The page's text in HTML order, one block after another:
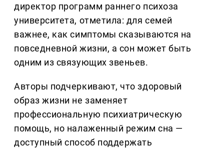
директор программ раннего психоза
университета, отметила: для семей
важнее, как симптомы сказываются на
повседневной жизни, а сон может быть
одним из связующих звеньев.
Авторы подчеркивают, что здоровый
образ жизни не заменяет
профессиональную психиатрическую
помощь, но налаженный режим сна —
доступный способ поддержать